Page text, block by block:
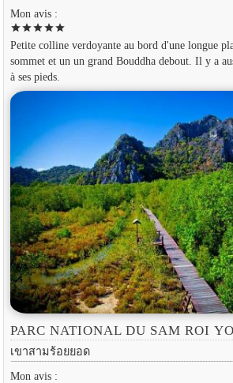
Mon avis :
starstarstarstarstar
Petite colline verdoyante au bord d'une longue
sommet et un un grand Bouddha debout. Il y a
à ses pieds.
PARC NATIONAL DU SAM ROI
เขาสามร้อยยอด
Mon avis :